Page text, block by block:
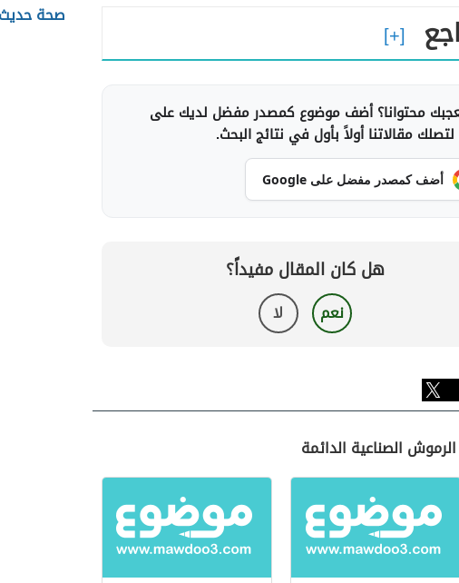
محتوانا؟ أضف موضوع كمصدر مفضل لديك على
مقالاتنا أولاً بأول في نتائج البحث.
أضف كمصدر مفضل على Google
هل كان المقال مفيداً؟
نعم لا
الصناعية الدائمة
صحة